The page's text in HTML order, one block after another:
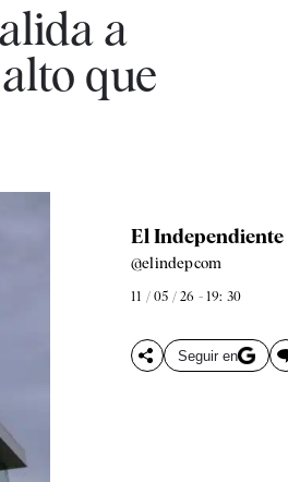
a
que
El Independiente
@elindepcom
11 / 05 / 26 - 19: 30
Seguir en